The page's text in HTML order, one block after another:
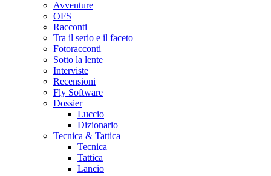
Avventure
OFS
Racconti
Tra il serio e il faceto
Fotoracconti
Sotto la lente
Interviste
Recensioni
Fly Software
Dossier
Luccio
Dizionario
Tecnica & Tattica
Tecnica
Tattica
Lancio